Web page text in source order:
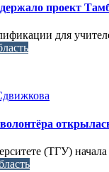
проект
для
(ТГУ)